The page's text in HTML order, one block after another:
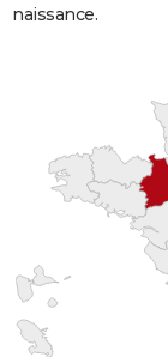
naissance.